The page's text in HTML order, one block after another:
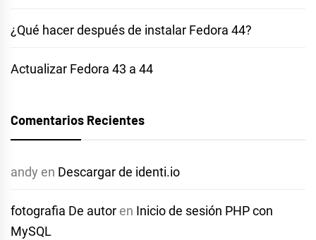
¿Qué hacer después de instalar Fedora 44?
Actualizar Fedora 43 a 44
Comentarios Recientes
andy en Descargar de identi.io
fotografia De autor en Inicio de sesión PHP con
MySQL